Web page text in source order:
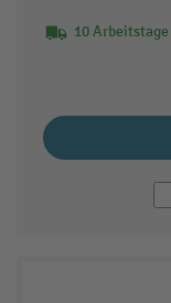
10 Arbeitstage